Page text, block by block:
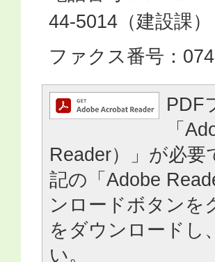
44-5014（建設課）
ファクス番号：
PDF
「
Reader）」が必
記の「Adobe
ンロードボタンを
をダウンロードし
い。